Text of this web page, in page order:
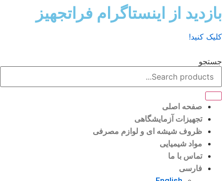
از اینستاگرام فراتجهیز
کنید!
صفحه اصلی
تجهیزات آزمایشگاهی
ظروف شیشه ای و لوازم مصرفی
مواد شیمیایی
تماس با ما
فارسی